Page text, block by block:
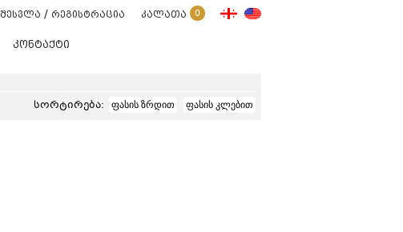
კალათა 0
შესვლა / რეგისტრაცია
კონტაქტი
სორტირება: ფასის ზრდით ფასის კლებით